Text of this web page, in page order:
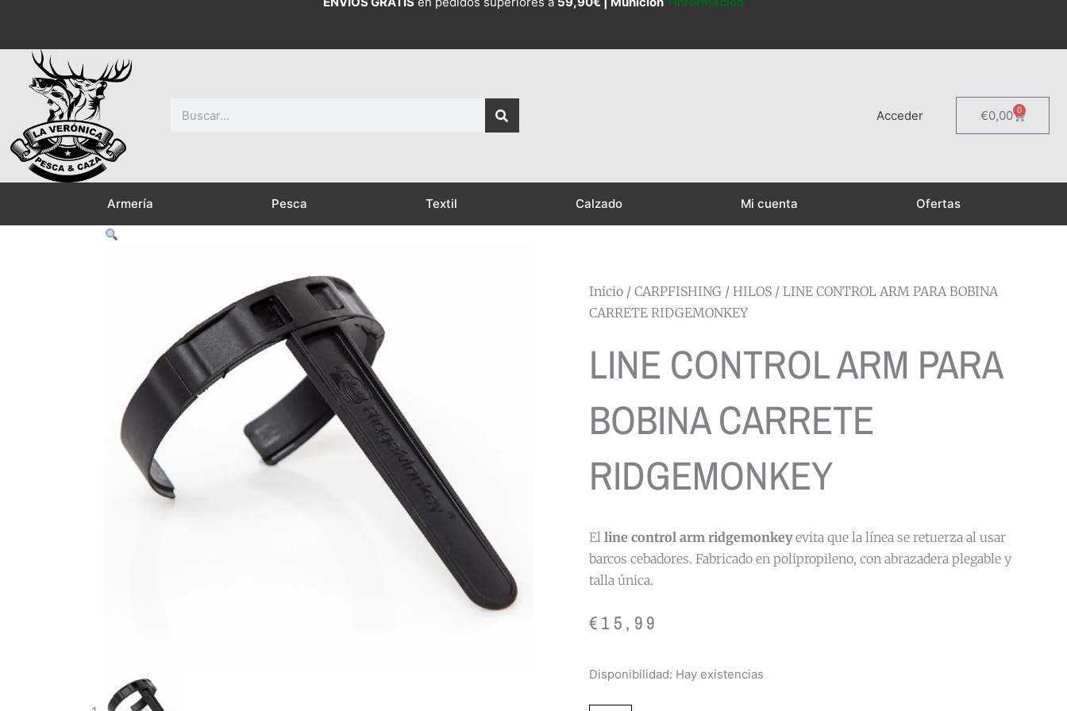
Acceder €0,00 0
Carrito
Armería Pesca Textil Calzado Mi cuenta Ofertas
Inicio / CARPFISHING / HILOS / LINE CONTROL ARM PARA BOBINA
CARRETE RIDGEMONKEY
LINE CONTROL ARM PARA
BOBINA CARRETE
RIDGEMONKEY
El line control arm ridgemonkeyevita que la línea se retuerza al usar
barcos cebadores. Fabricado en polipropileno, con abrazadera plegable y
talla única.
€15,99
Disponibilidad: Hay existencias
LINE